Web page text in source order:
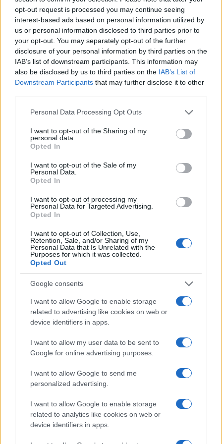
opt-out request is processed you may continue seeing
interest-based ads based on personal information utilized by
us or personal information disclosed to third parties prior to
your opt-out. You may separately opt-out of the further
disclosure of your personal information by third parties on the
IAB’s list of downstream participants. This information may
also be disclosed by us to third parties on the IAB’s List of
Downstream Participants that may further disclose it to other
Please note that this website/app uses one or more Google
not limited to your visit or usage behaviour. You may click to
grant or deny consent to Google and its third-party tags to
use your data for below specified purposes in below Google
consent section.
Personal Data Processing Opt Outs
I want to opt-out of the Sharing of my
personal data.
Opted In
I want to opt-out of the Sale of my
Personal Data.
Opted In
I want to opt-out of processing my
Personal Data for Targeted Advertising.
Opted In
I want to opt-out of Collection, Use,
Retention, Sale, and/or Sharing of my
Personal Data that Is Unrelated with the
Purposes for which it was collected.
Opted Out
Google consents
I want to allow Google to enable storage
related to advertising like cookies on web or
device identifiers in apps.
I want to allow my user data to be sent to
Google for online advertising purposes.
I want to allow Google to send me
personalized advertising.
I want to allow Google to enable storage
related to analytics like cookies on web or
device identifiers in apps.
sértsük a magunk vagy a mások lelkét. Én ezt nem
szeretem. Én a gyógyulást keresem, nem a gyógyszert.
Szeretek így írni, van, aki tud ezzel azonosulni, mások nem.
A verseiddel hetekig, olykor hónapokig bíbelődsz. A
novellák viszont legtöbbször egy ültödben
megszületnek. Miért lehet ez?
Csiszolgatom azért a novellákat is, csak a megírásuk
Megírja magát. Ott vannak a szereplők, megelevenednek,
van történetük, ruhájuk, múltjuk, képlékenyebbek. Ritkán jön
magától, felkérésre verset is viszonylag gyorsan írok,
néhány nap alatt, vagy egy nap alatt, mondjuk azokat nem is
annyira szeretem, szerintem érezhető rajtuk az
izzadságszag, mások szerint nem. Másokén is szoktam
érezni, ha nagyon erőltetett, azokat kevésbé tartom
élvezetesnek. Sőt, sokan csak így írnak, minden szenvedély